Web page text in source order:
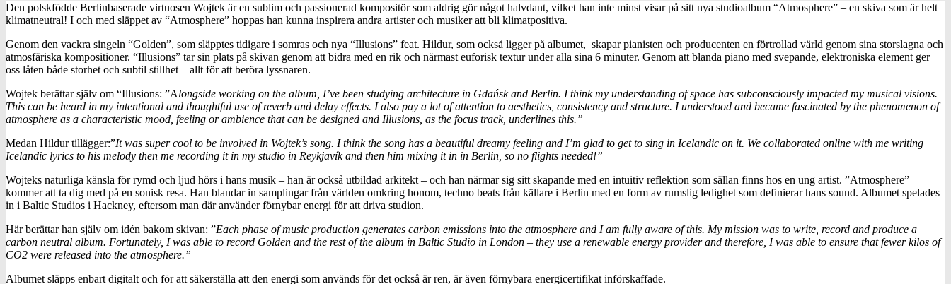
Den polskfödde Berlinbaserade virtuosen Wojtek är en sublim och passionerad kompositör som aldrig gör något halvdant, vilket han inte minst visar på sitt nya studioalbum “Atmosphere” – en skiva som är helt
klimatneutral! I och med släppet av “Atmosphere” hoppas han kunna inspirera andra artister och musiker att bli klimatpositiva.
Genom den vackra singeln “Golden”, som släpptes tidigare i somras och nya “Illusions” feat. Hildur, som också ligger på albumet, skapar pianisten och producenten en förtrollad värld genom sina storslagna och
atmosfäriska kompositioner. “Illusions” tar sin plats på skivan genom att bidra med en rik och närmast euforisk textur under alla sina 6 minuter. Genom att blanda piano med svepande, elektroniska element ger
oss låten både storhet och subtil stillhet – allt för att beröra lyssnaren.
Wojtek berättar själv om “Illusions: ”Alongside working on the album, I’ve been studying architecture in Gdańsk and Berlin. I think my understanding of space has subconsciously impacted my musical visions.
This can be heard in my intentional and thoughtful use of reverb and delay effects. I also pay a lot of attention to aesthetics, consistency and structure. I understood and became fascinated by the phenomenon of
atmosphere as a characteristic mood, feeling or ambience that can be designed and Illusions, as the focus track, underlines this.”
Medan Hildur tillägger:”It was super cool to be involved in Wojtek’s song. I think the song has a beautiful dreamy feeling and I’m glad to get to sing in Icelandic on it. We collaborated online with me writing
Icelandic lyrics to his melody then me recording it in my studio in Reykjavík and then him mixing it in in Berlin, so no flights needed!”
Wojteks naturliga känsla för rymd och ljud hörs i hans musik – han är också utbildad arkitekt – och han närmar sig sitt skapande med en intuitiv reflektion som sällan finns hos en ung artist. ”Atmosphere”
kommer att ta dig med på en sonisk resa. Han blandar in samplingar från världen omkring honom, techno beats från källare i Berlin med en form av rumslig ledighet som definierar hans sound. Albumet spelades
in i Baltic Studios i Hackney, eftersom man där använder förnybar energi för att driva studion.
Här berättar han själv om idén bakom skivan: ”Each phase of music production generates carbon emissions into the atmosphere and I am fully aware of this. My mission was to write, record and produce a
carbon neutral album. Fortunately, I was able to record Golden and the rest of the album in Baltic Studio in London – they use a renewable energy provider and therefore, I was able to ensure that fewer kilos of
CO2 were released into the atmosphere.”
Albumet släpps enbart digitalt och för att säkerställa att den energi som används för det också är ren, är även förnybara energicertifikat införskaffade.